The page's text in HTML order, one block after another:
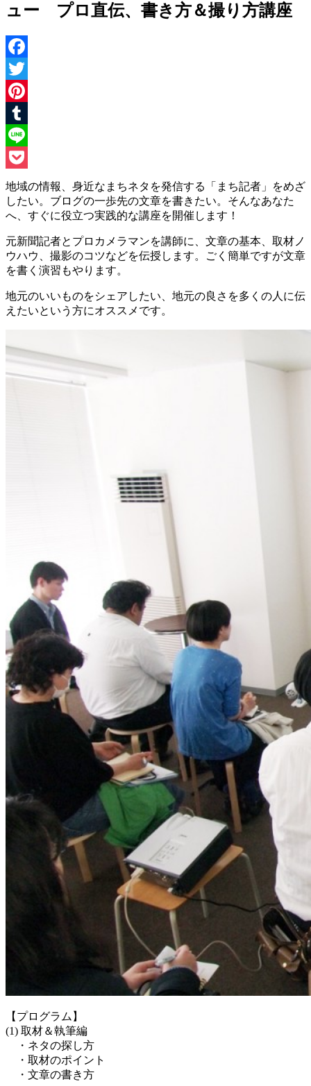
ュー プロ直伝、書き方＆撮り方講座
Facebook
Twitter
Pinterest
Tumblr
Line
Pocket
地域の情報、身近なまちネタを発信する「まち記者」をめざ
したい。ブログの一歩先の文章を書きたい。そんなあなた
へ、すぐに役立つ実践的な講座を開催します！
元新聞記者とプロカメラマンを講師に、文章の基本、取材ノ
ウハウ、撮影のコツなどを伝授します。ごく簡単ですが文章
を書く演習もやります。
地元のいいものをシェアしたい、地元の良さを多くの人に伝
えたいという方にオススメです。
【プログラム】
(1) 取材＆執筆編
・ネタの探し方
・取材のポイント
・文章の書き方